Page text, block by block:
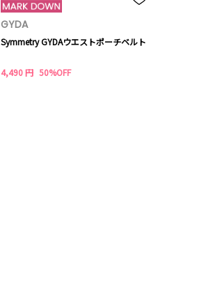
GYDA
Symmetry GYDAウエストポーチベルト
4,490 円 50%OFF